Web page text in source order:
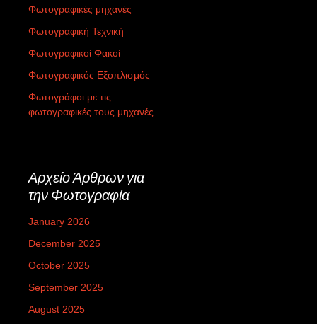
Φωτογραφικές μηχανές
Φωτογραφική Τεχνική
Φωτογραφικοί Φακοί
Φωτογραφικός Εξοπλισμός
Φωτογράφοι με τις
φωτογραφικές τους μηχανές
Αρχείο Άρθρων για
την Φωτογραφία
January 2026
December 2025
October 2025
September 2025
August 2025